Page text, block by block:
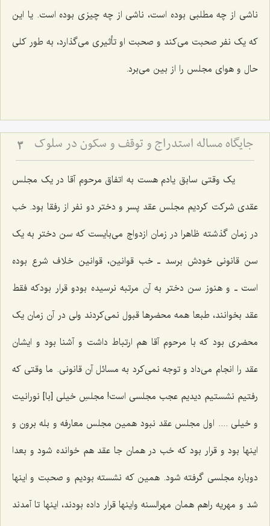
ناشی از چه مطلبی بوده است، ناشی از چه چیزی بوده است. یا این
که یک نفر صحبت می‌کند و صحبت او تأثیری می‌گذارد، به طور کلی
حال و هوای مجلس را از بین می‌برد.
جایگاه مساله استدراج و توقف و سکون در سلوک 3
یک وقتی سابق یادم هست به اتفاق مرحوم آقا در یک مجلس
عقدی شرکت کردیم مجلس عقد پسر و دختر دو نفر از رفقا بود. خب
در زمان گذشته ظاهرا در زمان ازدواج می‌بایست که سن دختر به‌ یک
سن قانونی خودش برسد ـ خب قوانین، قوانین خلاف شرع بوده
است ـ و هنوز سن دختر به آن مرتبه نرسیده بودو قرار بودکه فقط
عقد بخوانند، طبعا همه محضرها قبول نمی‌کردند ولی در آن زمان یک
محضری بود که با مرحوم آقا هم ارتباط داشت و آشنا بود و ایشان
عقد را انجام می‌داد و توجه نمی‌کرد به مسائل آن قانونی. ما وقتی که
رفتیم نشستیم دیدیم عجب مجلسی است! مجلسِ خیلی [با] نورانیت
و خیلی .... اول مجلس عقد نبود همین مجلس معارفه و بله برون و
اینها بود و قرار بود که خب در همان جا عقد هم خوانده شود و بعدا
دوباره مجلسی گرفته شود. همین که نشسته بودیم و صحبت و اینها
شد و مهریه راهم همان مهرالسنه واینها قرار داده بودند، اینها تا آمدند